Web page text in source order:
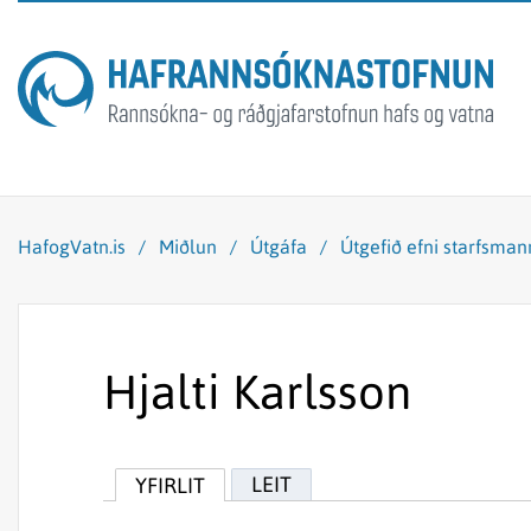
HafogVatn.is / Miðlun / Útgáfa / Útgefið efni
Hjalti Karlsson
YFIRLIT LEIT